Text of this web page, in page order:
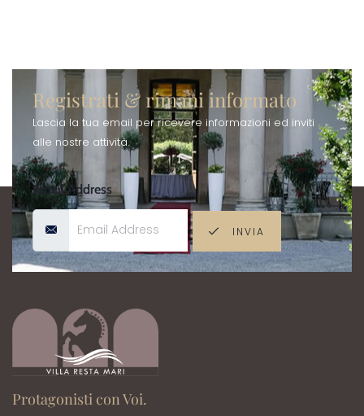
Registrati & rimani informato
Lascia la tua email per ricevere informazioni ed inviti
alle nostre attività.
Email Address
INVIA
Protagonisti con Voi.